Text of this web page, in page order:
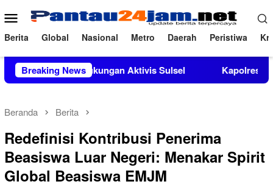
ke
konten
Menu
Mobile
Berita Global Nasional Metro Daerah Peristiwa
Breaking News
Dukungan Aktivis Sulsel Kapolres Polewali
Beranda Berita
Redefinisi Kontribusi Penerima
Beasiswa Luar Negeri: Menakar Spirit
Global Beasiswa EMJM